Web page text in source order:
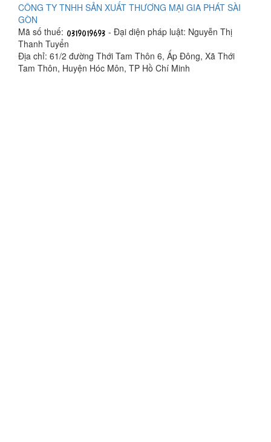
CÔNG TY TNHH SẢN XUẤT THƯƠNG MẠI GIA PHÁT SÀI
GÒN
Mã số thuế:
- Đại diện pháp luật: Nguyễn Thị
Thanh Tuyển
Địa chỉ: 61/2 đường Thới Tam Thôn 6, Ấp Đông, Xã Thới
Tam Thôn, Huyện Hóc Môn, TP Hồ Chí Minh